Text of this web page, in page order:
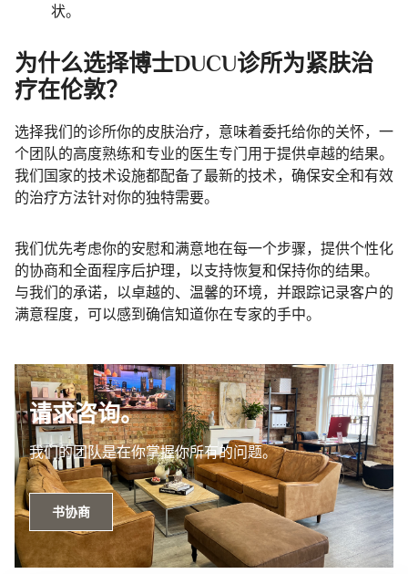
状。
为什么选择博士DUCU诊所为紧肤治
疗在伦敦？
选择我们的诊所你的皮肤治疗，意味着委托给你的关怀，一
个团队的高度熟练和专业的医生专门用于提供卓越的结果。
我们国家的技术设施都配备了最新的技术，确保安全和有效
的治疗方法针对你的独特需要。
我们优先考虑你的安慰和满意地在每一个步骤，提供个性化
的协商和全面程序后护理，以支持恢复和保持你的结果。
与我们的承诺，以卓越的、温馨的环境，并跟踪记录客户的
满意程度，可以感到确信知道你在专家的手中。
请求咨询。
我们的团队是在你掌握你所有的问题。
书协商